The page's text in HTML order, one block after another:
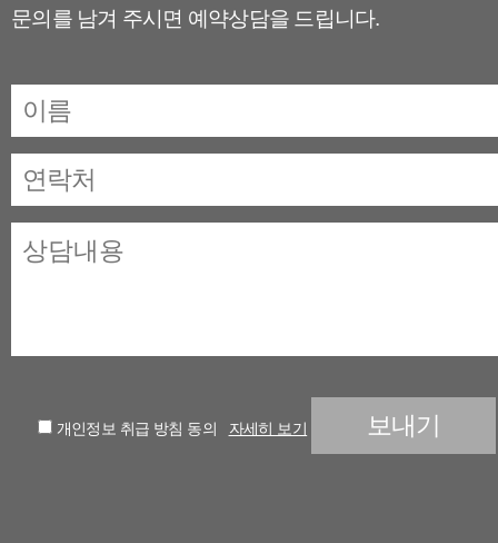
문의를 남겨 주시면 예약상담을 드립니다.
개인정보 취급 방침 동의 자세히 보기